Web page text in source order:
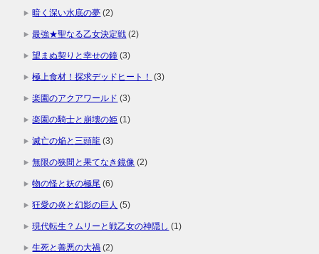
暗く深い水底の夢 (2)
最強★聖なる乙女決定戦 (2)
望まぬ契りと幸せの鐘 (3)
極上食材！探求デッドヒート！ (3)
楽園のアクアワールド (3)
楽園の騎士と崩壊の姫 (1)
滅亡の焔と三頭龍 (3)
無限の狭間と果てなき鏡像 (2)
物の怪と妖の極尾 (6)
狂愛の炎と幻影の巨人 (5)
現代転生？ムリーと戦乙女の神隠し (1)
生死と善悪の大禍 (2)